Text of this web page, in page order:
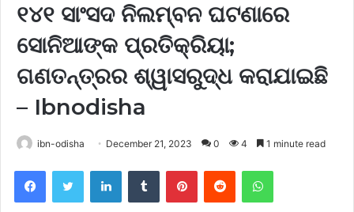
୧୪୧ ସାଂସଦ ନିଲମ୍ବନ ଘଟଣାରେ
ସୋନିଆଙ୍କ ପ୍ରତିକ୍ରିୟା;
ଗଣତନ୍ତ୍ରର ଶ୍ୱାସରୁଦ୍ଧ କରାଯାଇଛି
– Ibnodisha
ibn-odisha December 21, 2023 0 4 1 minute read
FacebookTwitter LinkedInTumblr PinterestReddit WhatsApp